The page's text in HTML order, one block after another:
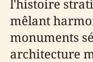
l'histoire
mêlant
monuments
architecture